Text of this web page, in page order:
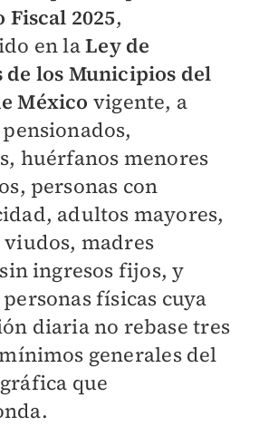
2025,
en laLey de
de los Municipios del
México vigente, a
huérfanos menores
personas con
adultos mayores,
madres
ingresos fijos, y
físicas cuya
diaria no rebase tres
generales del
que